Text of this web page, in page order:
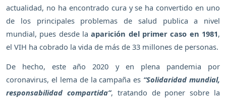
actualidad, no ha encontrado cura y se ha convertido en uno
de los principales problemas de salud publica a nivel
mundial, pues desde laaparición del primer caso en 1981,
el VIH ha cobrado la vida de más de 33 millones de personas.
De hecho, este año 2020 y en plena pandemia por
coronavirus, el lema de la campaña es “Solidaridad mundial,
responsabilidad compartida”, tratando de poner sobre la